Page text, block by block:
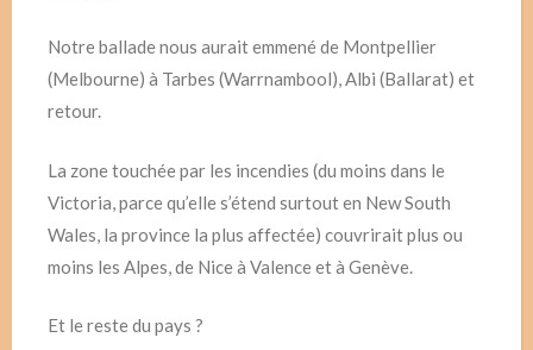
Notre ballade nous aurait emmené de Montpellier
(Melbourne) à Tarbes (Warrnambool), Albi (Ballarat) et
retour.
La zone touchée par les incendies (du moins dans le
Victoria, parce qu’elle s’étend surtout en New South
Wales, la province la plus affectée) couvrirait plus ou
moins les Alpes, de Nice à Valence et à Genève.
Et le reste du pays ?